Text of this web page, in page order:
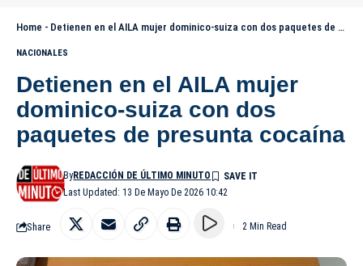
Home - Detienen en el AILA mujer dominico-suiza con dos paquetes de presunta cocaína
NACIONALES
Detienen en el AILA mujer
dominico-suiza con dos
paquetes de presunta cocaína
Last Updated: 13 De Mayo De 2026 10:42
ByREDACCIÓN DE ÚLTIMO MINUTO
Share 2 Min Read